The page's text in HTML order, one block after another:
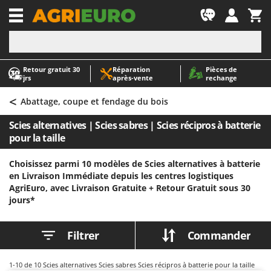
Retour gratuit 30
jrs
Réparation
après‑vente
Pièces de
rechange
-1
A
Abris de jardin
Accessoires pour tracteurs tondeuses autoportés
Aérateurs Scarificateurs pour gazon
Arracheuses de pommes de terre pour tracteur
Aspirateurs à cendres
Aspirateurs à feuilles sur roues
Atomiseurs agricoles pour tracteurs
Atomiseurs pour traitements
A
AgriEuro Premium
AgriEuro TOP-LINE
AGT
Airmec
AL-KO
Alpina
Ama
< Abattage, coupe et fendage du bois
Scies alternatives | Scies sabres | Scies récipros à batterie
pour la taille
Choisissez parmi 10 modèles de Scies alternatives à batterie
en Livraison Immédiate depuis les centres logistiques
AgriEuro, avec Livraison Gratuite + Retour Gratuit sous 30
jours*
Filtrer Commander
1-10 de 10 Scies alternatives Scies sabres Scies récipros à batterie pour la taille